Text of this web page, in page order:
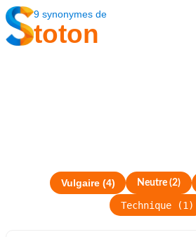
9synonymes de
toton
Vulgaire(4) Neutre (2)
Technique (1 )